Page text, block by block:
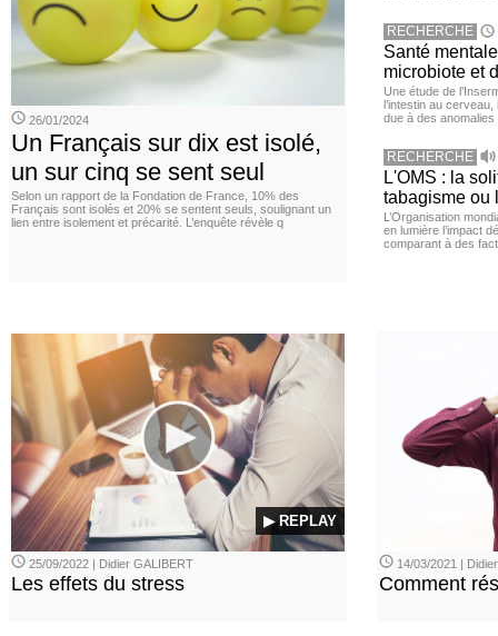
26/01/2024
Un Français sur dix est isolé,
un sur cinq se sent seul
Selon un rapport de la Fondation de France, 10% des
Français sont isolés et 20% se sentent seuls, soulignant un
lien entre isolement et précarité. L’enquête révèle q
RECHERCHE
Santé
microbiote et
Une étude de
l’intestin au
due à des
RECHERCHE
L'OMS : la
tabagisme ou
L’Organisation
en lumière l’impact
comparant à des
▶ REPLAY
25/09/2022 | Didier GALIBERT
Les effets du stress
14/03/2021 |
Comment